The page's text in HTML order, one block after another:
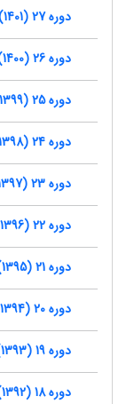
دوره 27 (1401)
دوره 26 (1400)
دوره 25 (1399)
دوره 24 (1398)
دوره 23 (1397)
دوره 22 (1396)
دوره 21 (1395)
دوره 20 (1394)
دوره 19 (1393)
دوره 18 (1392)